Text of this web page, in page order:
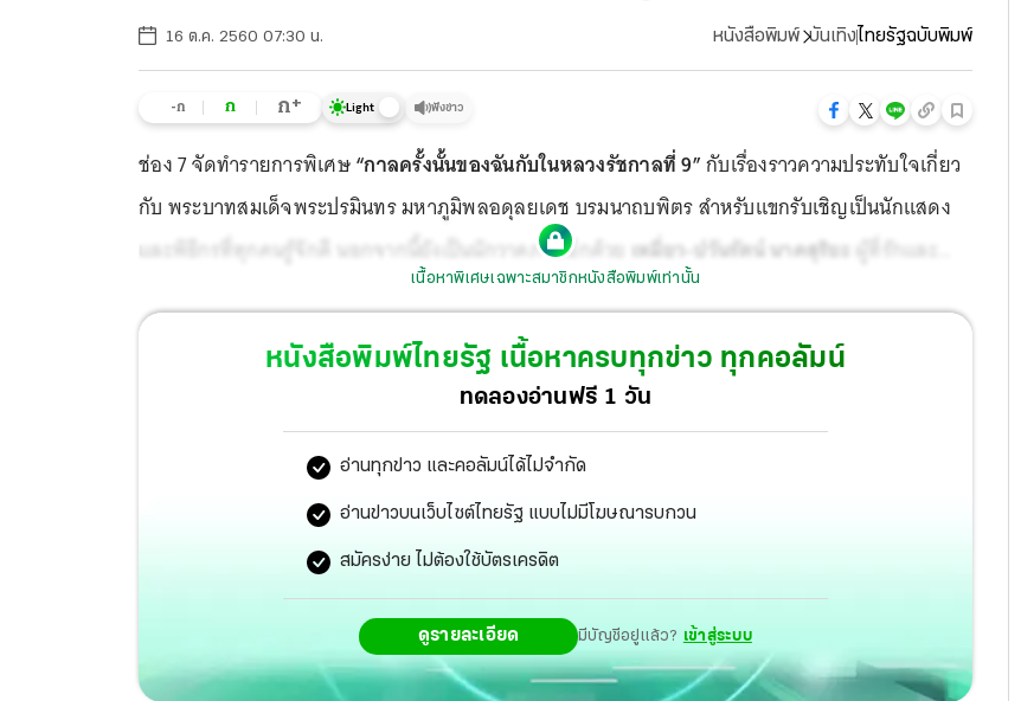
16 ต.ค. 2560 07:30 น. หนังสือพิมพ์ บันเทิงไทยรัฐฉบับพิมพ์
-ก ก ก+ Light ฟังข่าว
ช่อง 7 จัดทำรายการพิเศษ“กาลครั้งนั้นของฉันกับในหลวงรัชกาลที่ 9”กับเรื่องราวความประทับใจเกี่ยว
กับ พระบาทสมเด็จพระปรมินทร มหาภูมิพลอดุลยเดช บรมนาถบพิตร สำหรับแขกรับเชิญเป็นนักแสดง
และพิธีกรที่ทุกคนรู้จักดี นอกจากนี้ยังเป็นนักวาดภาพอีกด้วย เหมี่ยว-ปวันรัตน์ นาคสุริยะ ผู้ที่รักและ
เทิดทูน ในหลวงรัชกาลที่ 9 เหนือสิ่งอื่นใด กับผลงานภาพวาดที่เจ้าตัววาดเองด้วยหัวใจกว่าร้อยภาพ
เนื้อหาพิเศษเฉพาะสมาชิกหนังสือพิมพ์เท่านั้น
หนังสือพิมพ์ไทยรัฐ เนื้อหาครบทุกข่าว ทุกคอลัมน์
ทดลองอ่านฟรี 1 วัน
อ่านทุกข่าว และคอลัมน์ได้ไม่จำกัด
อ่านข่าวบนเว็บไซต์ไทยรัฐ แบบไม่มีโฆษณารบกวน
สมัครง่าย ไม่ต้องใช้บัตรเครดิต
ดูรายละเอียด มีบัญชีอยู่แล้ว? เข้าสู่ระบบ